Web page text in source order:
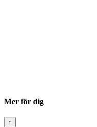
Mer för dig
↑